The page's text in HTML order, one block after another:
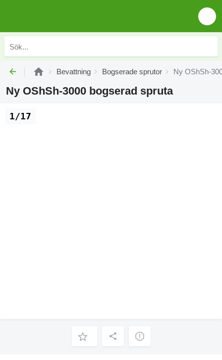
Bevattning Bogserade sprutor Ny OShSh-
Ny OShSh-3000 bogserad spruta
1/17